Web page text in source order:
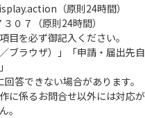
（原則24時間）
０７（原則24時間）
を必ず御記入ください。
ブラウザ）」「申請・届出先自
答できない場合があります。
に係るお問合せ以外には対応が
。